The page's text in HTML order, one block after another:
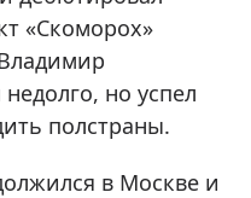
«Скоморох»
но успел
полстраны.
в Москве и